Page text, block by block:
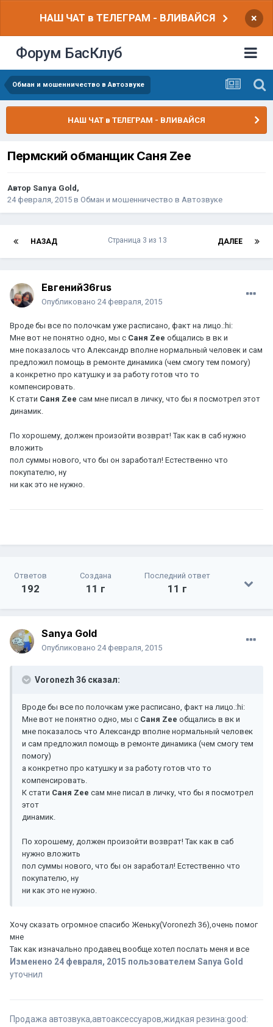
НАШ ЧАТ в ТЕЛЕГРАМ - ВЛИВАЙСЯ ×
Форум БасКлуб
Обман и мошенничество в Автозвуке
НАШ ЧАТ в ТЕЛЕГРАМ - ВЛИВАЙСЯ
Пермский обманщик Саня Zee
Автор Sanya Gold ,
24 февраля, 2015 в Обман и мошенничество в Автозвуке
НАЗАД ДАЛЕЕ
Страница 3 из 13
Евгений36rus
Опубликовано 24 февраля, 2015
Вроде бы все по полочкам уже расписано, факт на лицо.:hi:
Мне вот не понятно одно, мы с Саня Zee общались в вк и
мне показалось что Александр вполне нормальный человек и сам
предложил помощь в ремонте динамика (чем смогу тем помогу)
а конкретно про катушку и за работу готов что то
компенсировать.
К стати Саня Zee сам мне писал в личку, что бы я посмотрел этот
динамик.
По хорошему, должен произойти возврат! Так как в саб нужно
вложить
пол суммы нового, что бы он заработал! Естественно что
покупателю, ну
ни как это не нужно.
Ответов
192
Создана
11 г
Последний ответ
11 г
Sanya Gold
Опубликовано 24 февраля, 2015
Voronezh 36 сказал:
Вроде бы все по полочкам уже расписано, факт на лицо.:hi:
Мне вот не понятно одно, мы с Саня Zee общались в вк и
мне показалось что Александр вполне нормальный человек
и сам предложил помощь в ремонте динамика (чем смогу тем
помогу)
а конкретно про катушку и за работу готов что то
компенсировать.
К стати Саня Zee сам мне писал в личку, что бы я посмотрел
этот
динамик.
По хорошему, должен произойти возврат! Так как в саб
нужно вложить
пол суммы нового, что бы он заработал! Естественно что
покупателю, ну
ни как это не нужно.
Хочу сказать огромное спасибо Женьку(Voronezh 36),очень помог
мне
Так как изначально продавец вообще хотел послать меня и все
Изменено 24 февраля, 2015 пользователем Sanya Gold
уточнил
Продажа автозвука,автоаксессуаров,жидкая резина:good: